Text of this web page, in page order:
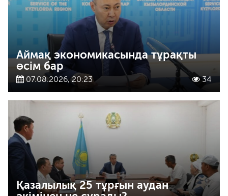
Аймақ экономикасында тұрақты
өсім бар
07.08.2026, 20:23 34
Қазалылық 25 тұрғын аудан